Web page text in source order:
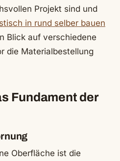
Projekt sind und
in rund selber bauen
Blick auf verschiedene
die Materialbestellung
Fundament der
Oberfläche ist die